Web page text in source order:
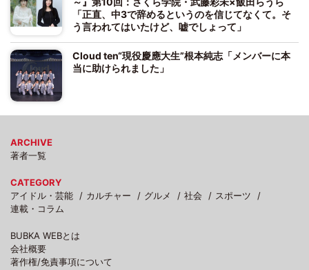
「正直、中3で辞めるというのを信じてなくて。そ
う言われてはいたけど、嘘でしょって」
Cloud ten“現役慶應大生”根本純志「メンバーに本
当に助けられました」
ARCHIVE
著者一覧
CATEGORY
アイドル・芸能
カルチャー グルメ 社会
スポーツ
連載・コラム
BUBKA WEBとは
会社概要
著作権/免責事項について